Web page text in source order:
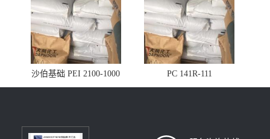
沙伯基础 PEI 2100-1000 PC 141R-111